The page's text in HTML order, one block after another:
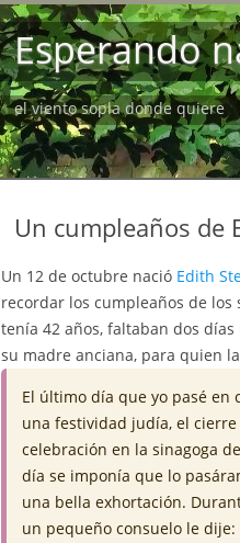
Esperando
el viento sopla donde quiere
Un cumpleaños de
Un 12 de octubre nació Edith
recordar los cumpleaños de los
tenía 42 años, faltaban dos
su madre anciana, para quien
El último día que yo pasé en
una festividad judía, el
celebración en la sinagoga
día se imponía que lo
una bella exhortación.
un pequeño consuelo le